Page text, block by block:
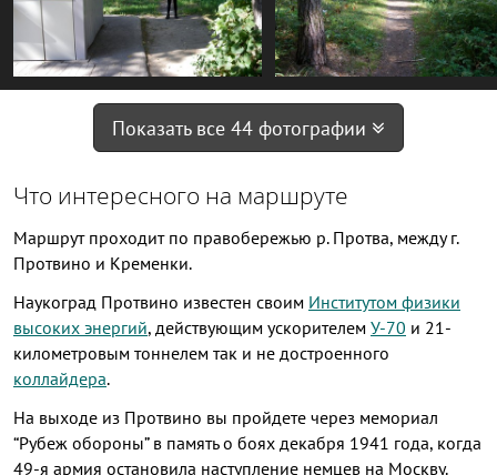
Показать все 44 фотографии
Что интересного на маршруте
Маршрут проходит по правобережью р. Протва, между г.
Протвино и Кременки.
Наукоград Протвино известен своим Институтом физики
высоких энергий, действующим ускорителем У-70 и 21-
километровым тоннелем так и не достроенного
коллайдера.
На выходе из Протвино вы пройдете через мемориал
“Рубеж обороны” в память о боях декабря 1941 года, когда
49-я армия остановила наступление немцев на Москву.